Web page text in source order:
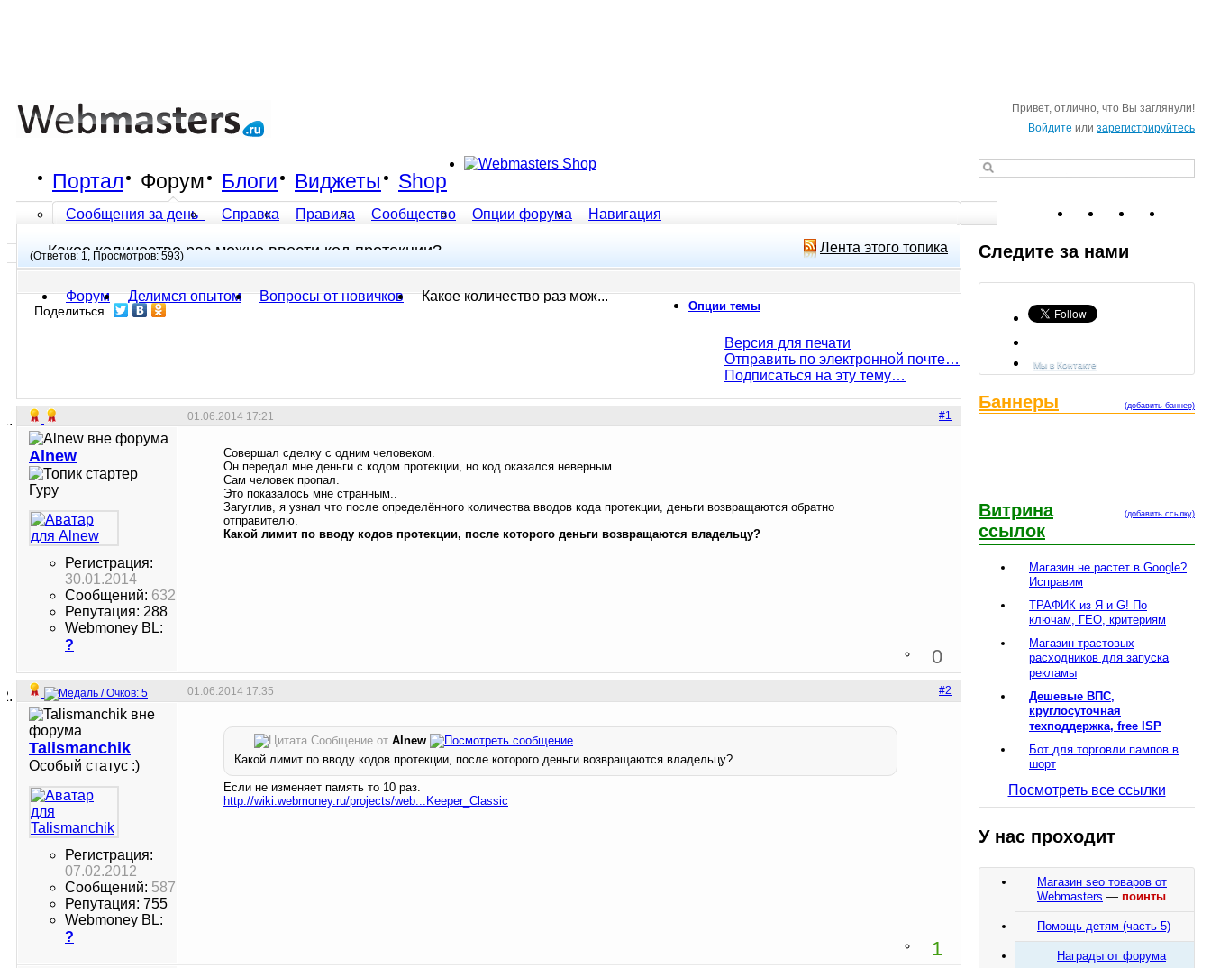
Привет, отлично, что Вы заглянули!
Войдите или зарегистрируйтесь
Портал Форум
Сообщения за день Справка Правила Сообщество Опции форума
Все разделы прочитаны
Навигация
Блоги Виджеты Shop
Форум Делимся опытом Вопросы от новичков Какое количество раз мож...
Лента этого топика
Какое количество раз можно ввести код протекции?
(Ответов: 1, Просмотров: 593)
Опции темы
Версия для печати
Отправить по электронной почте…
Подписаться на эту тему…
Поделиться
01.06.2014 17:21 #1
Alnew
Гуру
Регистрация:
30.01.2014
Сообщений: 632
Репутация: 288
Webmoney BL:
?
Совершал сделку с одним человеком.
Он передал мне деньги с кодом протекции, но код оказался неверным.
Сам человек пропал.
Это показалось мне странным..
Загуглив, я узнал что после определённого количества вводов кода протекции, деньги возвращаются обратно
отправителю.
Какой лимит по вводу кодов протекции, после которого деньги возвращаются владельцу?
0
01.06.2014 17:35 #2
Talismanchik
Особый статус :)
Регистрация:
07.02.2012
Сообщений: 587
Репутация: 755
Webmoney BL:
?
Сообщение от Alnew
Какой лимит по вводу кодов протекции, после которого деньги возвращаются владельцу?
Если не изменяет память то 10 раз.
http://wiki.webmoney.ru/projects/web...Keeper_Classic
1
Следите за нами
Мы в Контакте
(добавить баннер)
Баннеры
(добавить ссылку)
Витрина
ссылок
Магазин не растет в Google?
Исправим
ТРАФИК из Я и G! По
ключам, ГЕО, критериям
Магазин трастовых
расходников для запуска
рекламы
Дешевые ВПС,
круглосуточная
техподдержка, free ISP
Бот для торговли пампов в
шорт
Посмотреть все ссылки
У нас проходит
Магазин seo товаров от
Webmasters — поинты
Помощь детям (часть 5)
Награды от форума